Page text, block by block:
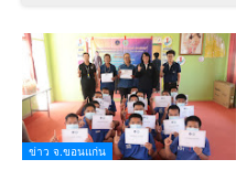
ข่าว จ.ขอนแก่น